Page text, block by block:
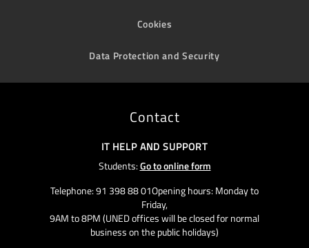
Cookies
Data Protection and Security
Contact
IT HELP AND SUPPORT
Students:Go to online form
Telephone: 91 398 88 01Opening hours: Monday to
Friday,
9AM to 8PM (UNED offices will be closed for normal
business on the public holidays)